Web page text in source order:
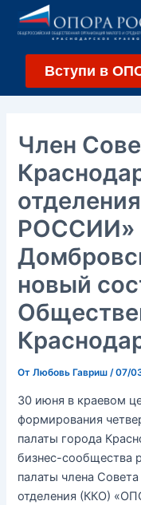
Перейти
Вступи в
Член
РОССИИ»
новый
ОтЛюбовь Гавриш /07/
30 июня в краевом
формирования
палаты города
бизнес-сообщества
палаты члена
отделения (ККО)
Навигация
по